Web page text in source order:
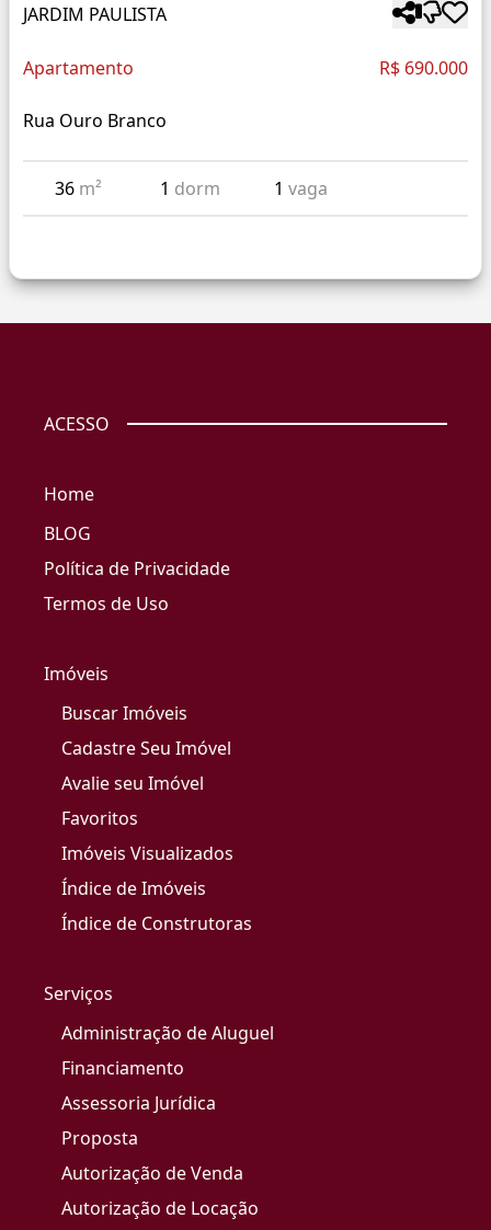
JARDIM PAULISTA
Apartamento R$ 690.000
Rua Ouro Branco
36 m² 1 dorm 1vaga
ACESSO
Home
BLOG
Política de Privacidade
Termos de Uso
Imóveis
Buscar Imóveis
Cadastre Seu Imóvel
Avalie seu Imóvel
Favoritos
Imóveis Visualizados
Índice de Imóveis
Índice de Construtoras
Serviços
Administração de Aluguel
Financiamento
Assessoria Jurídica
Proposta
Autorização de Venda
Autorização de Locação